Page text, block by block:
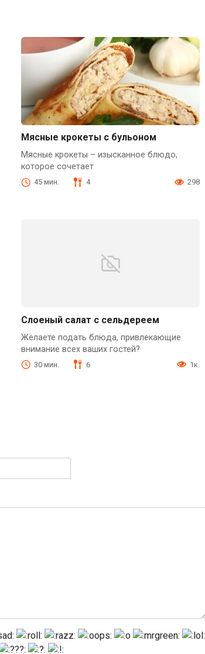
Мясные крокеты с бульоном
Мясные крокеты – изысканное блюдо,
которое сочетает
45 мин. 4 298
Слоеный салат с сельдереем
Желаете подать блюда, привлекающие
внимание всех ваших гостей?
30 мин. 6 1к.